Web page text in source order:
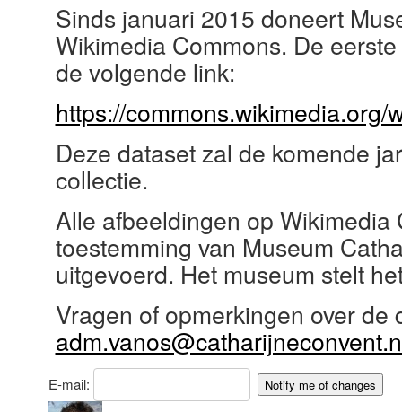
Sinds januari 2015 doneert
Wikimedia Commons. De
de volgende link:
https://
Deze dataset zal de komende
collectie.
Alle afbeeldingen op
toestemming van Museum
uitgevoerd. Het museum stelt
Vragen of opmerkingen over
E-mail: